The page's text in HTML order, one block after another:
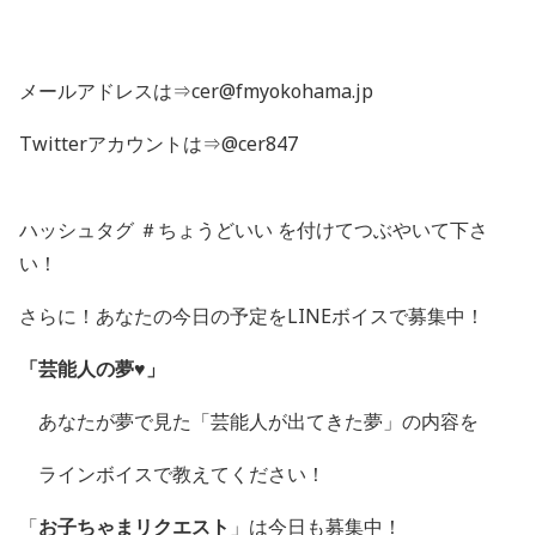
メールアドレスは⇒cer@fmyokohama.jp
Twitterアカウントは⇒@cer847
ハッシュタグ ＃ちょうどいい を付けてつぶやいて下さ
い！
さらに！あなたの今日の予定をLINEボイスで募集中！
「芸能人の夢♥」
あなたが夢で見た「芸能人が出てきた夢」の内容を
ラインボイスで教えてください！
「お子ちゃまリクエスト 」は今日も募集中！